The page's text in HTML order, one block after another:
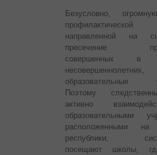
Безусловно,
направленной на
пресечение
совершенных в
образовательные
Поэтому
активно
образовательными
расположенными на
республики,
посещают школы,